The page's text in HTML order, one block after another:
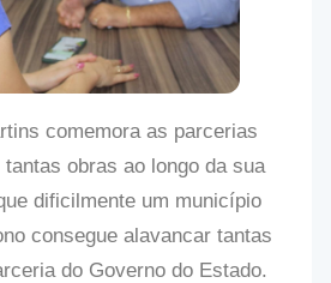
comemora as parcerias
obras ao longo da sua
dificilmente um município
consegue alavancar tantas
do Governo do Estado.